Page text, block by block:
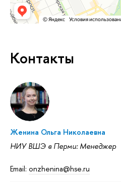
Контакты
Женина Ольга Николаевна
НИУ ВШЭ в Перми: Менеджер
Email: onzhenina@hse.ru